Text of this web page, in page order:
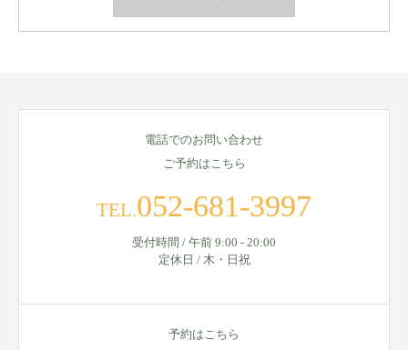
電話でのお問い合わせ
ご予約はこちら
TEL.052-681-3997
受付時間 / 午前 9:00 - 20:00
定休日 / 木・日祝
予約はこちら